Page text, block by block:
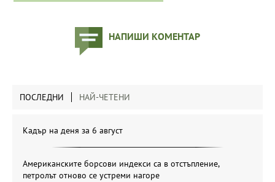
НАПИШИ КОМЕНТАР
ПОСЛЕДНИ НАЙ-ЧЕТЕНИ
Кадър на деня за 6 август
Американските борсови индекси са в отстъпление,
петролът отново се устреми нагоре